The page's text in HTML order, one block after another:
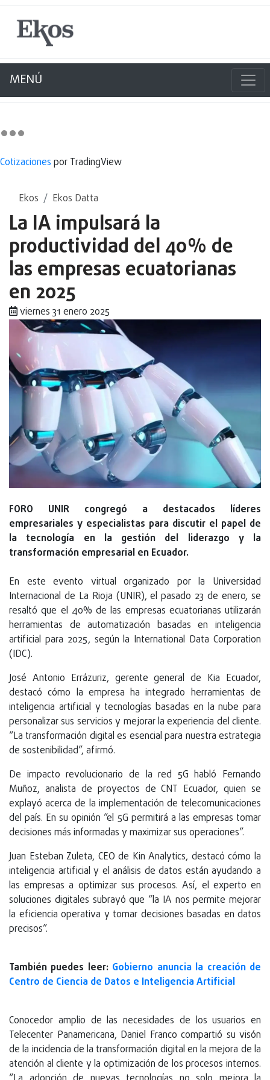
MENÚ
Cotizaciones por TradingView
Ekos Ekos Datta
La IA impulsará la
productividad del 40% de
las empresas ecuatorianas
en 2025
viernes 31 enero 2025
FORO UNIR congregó a destacados líderes
empresariales y especialistas para discutir el papel de
la tecnología en la gestión del liderazgo y la
transformación empresarial en Ecuador.
En este evento virtual organizado por la Universidad
Internacional de La Rioja (UNIR), el pasado 23 de enero, se
resaltó que el 40% de las empresas ecuatorianas utilizarán
herramientas de automatización basadas en inteligencia
artificial para 2025, según la International Data Corporation
(IDC).
José Antonio Errázuriz, gerente general de Kia Ecuador,
destacó cómo la empresa ha integrado herramientas de
inteligencia artificial y tecnologías basadas en la nube para
personalizar sus servicios y mejorar la experiencia del cliente.
“La transformación digital es esencial para nuestra estrategia
de sostenibilidad”, afirmó.
De impacto revolucionario de la red 5G habló Fernando
Muñoz, analista de proyectos de CNT Ecuador, quien se
explayó acerca de la implementación de telecomunicaciones
del país. En su opinión “el 5G permitirá a las empresas tomar
decisiones más informadas y maximizar sus operaciones”.
Juan Esteban Zuleta, CEO de Kin Analytics, destacó cómo la
inteligencia artificial y el análisis de datos están ayudando a
las empresas a optimizar sus procesos. Así, el experto en
soluciones digitales subrayó que “la IA nos permite mejorar
la eficiencia operativa y tomar decisiones basadas en datos
precisos”.
También puedes leer: Gobierno anuncia la creación de
Centro de Ciencia de Datos e Inteligencia Artificial
Conocedor amplio de las necesidades de los usuarios en
Telecenter Panamericana, Daniel Franco compartió su visón
de la incidencia de la transformación digital en la mejora de la
atención al cliente y la optimización de los procesos internos.